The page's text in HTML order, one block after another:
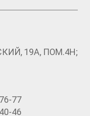
19А, ПОМ.4Н;
77
46